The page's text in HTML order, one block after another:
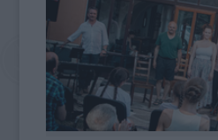
kommunikációt is – olyan
korunkban is hangsúlyozottan
nagyszerű lehetőséget az idén 25
ősszel induló képzése, mely
közművelődési szakemberek
szakmai és gyakorlati tudást a
tanításának módszertanáról.